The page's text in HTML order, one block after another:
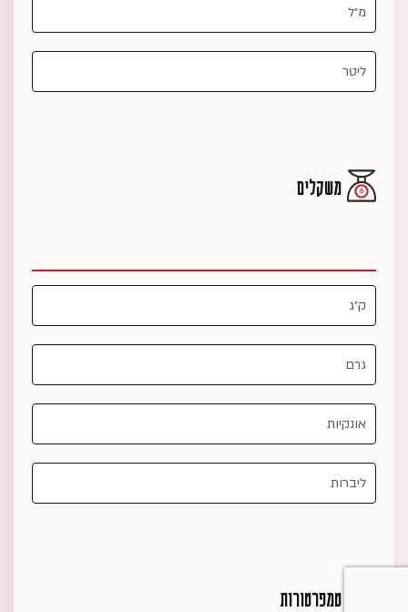
משקלים
טמפרטורות